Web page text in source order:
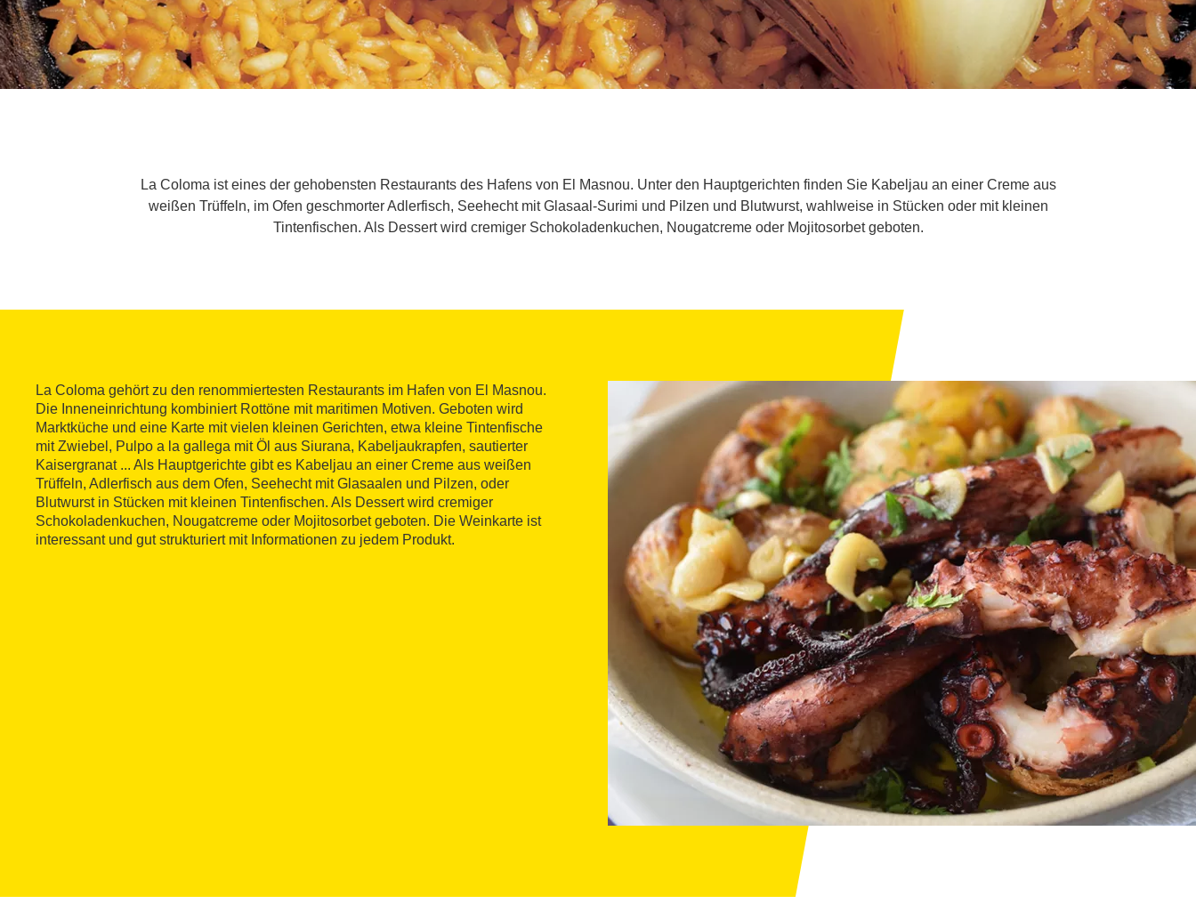
La Coloma ist eines der gehobensten Restaurants des Hafens von El Masnou. Unter den Hauptgerichten finden Sie Kabeljau an einer Creme aus
weißen Trüffeln, im Ofen geschmorter Adlerfisch, Seehecht mit Glasaal-Surimi und Pilzen und Blutwurst, wahlweise in Stücken oder mit kleinen
Tintenfischen. Als Dessert wird cremiger Schokoladenkuchen, Nougatcreme oder Mojitosorbet geboten.
La Coloma gehört zu den renommiertesten Restaurants im Hafen von El Masnou.
Die Inneneinrichtung kombiniert Rottöne mit maritimen Motiven. Geboten wird
Marktküche und eine Karte mit vielen kleinen Gerichten, etwa kleine Tintenfische
mit Zwiebel, Pulpo a la gallega mit Öl aus Siurana, Kabeljaukrapfen, sautierter
Kaisergranat ... Als Hauptgerichte gibt es Kabeljau an einer Creme aus weißen
Trüffeln, Adlerfisch aus dem Ofen, Seehecht mit Glasaalen und Pilzen, oder
Blutwurst in Stücken mit kleinen Tintenfischen. Als Dessert wird cremiger
Schokoladenkuchen, Nougatcreme oder Mojitosorbet geboten. Die Weinkarte ist
interessant und gut strukturiert mit Informationen zu jedem Produkt.